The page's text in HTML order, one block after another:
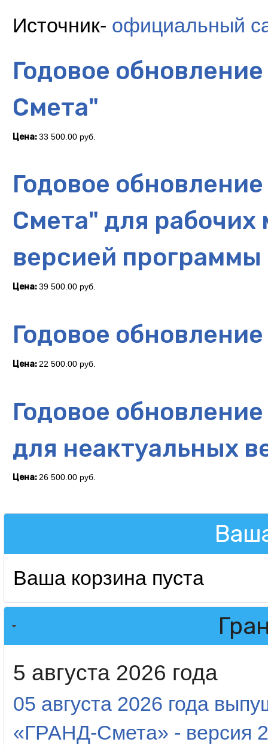
Источник- официальный
Годовое
Смета"
Цена:33 500.00 руб.
Годовое
Смета" для рабочих
версией программы
Цена:39 500.00 руб.
Годовое
Цена: 22 500.00 руб.
Годовое
для неактуальных
Цена:26 500.00 руб.
Ваша корзина пуста
5 августа 2026 года
05 августа 2026 года
«ГРАНД-Смета» - версия